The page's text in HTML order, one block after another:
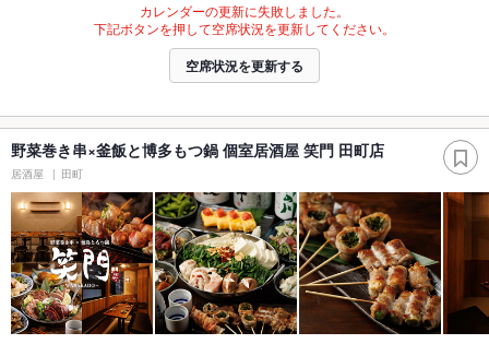
カレンダーの更新に失敗しました。
下記ボタンを押して空席状況を更新してください。
空席状況を更新する
野菜巻き串×釜飯と博多もつ鍋 個室居酒屋 笑門 田町店
居酒屋 田町